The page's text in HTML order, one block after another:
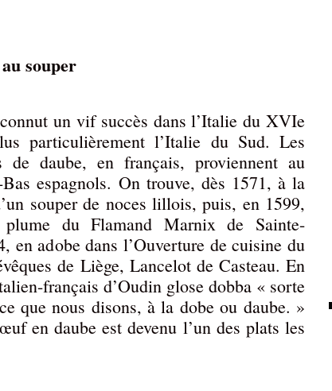
souper
un vif succès dans l’Italie du XVIe
particulièrement l’Italie du Sud. Les
de daube, en français, proviennent au
espagnols. On trouve, dès 1571, à la
souper de noces lillois, puis, en 1599,
du Flamand Marnix de Sainte-
en adobe dans l’Ouverture de cuisine du
de Liège, Lancelot de Casteau. En
français d’Oudin glose dobba « sorte
que nous disons, à la dobe ou daube. »
en daube est devenu l’un des plats les